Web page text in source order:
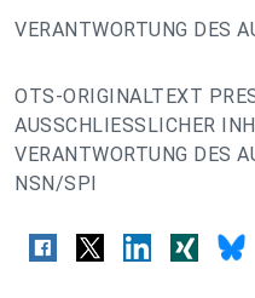
VERANTWORTUNG DES
OTS-ORIGINALTEXT
AUSSCHLIESSLICHER
VERANTWORTUNG DES
NSN/SPI